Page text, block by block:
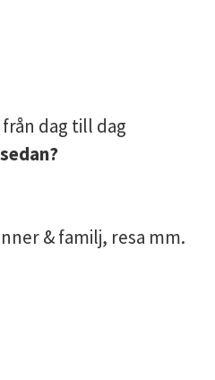
dag till dag
& familj, resa mm.